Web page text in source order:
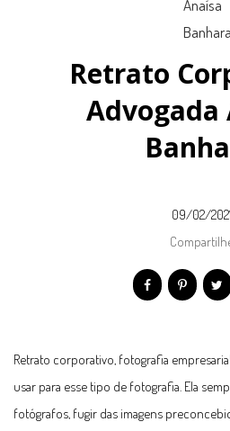
Retrato
Advogada
09/02/2021
Retrato corporativo, fotografia
usar para esse tipo de fotografia. Ela
fotógrafos, fugir das imagens